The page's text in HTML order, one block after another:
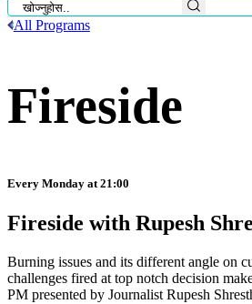
All Programs
Fireside
Every Monday at 21:00
Fireside with Rupesh
Burning issues and its different angle on
challenges fired at top notch decision
PM presented by Journalist Rupesh